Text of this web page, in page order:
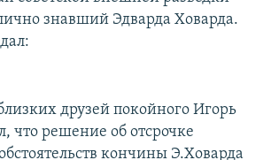
знавший Эдварда Ховарда.
друзей покойного Игорь
что решение об отсрочке
кончины Э.Ховарда